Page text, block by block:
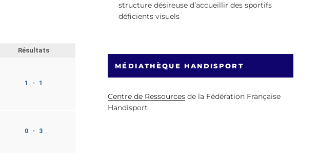
Résultats
1 - 1
0 - 3
structure désireuse d’accueillir des sportifs
déficients visuels
MÉDIATHÈQUE HANDISPORT
Centre de Ressources de la Fédération Française
Handisport